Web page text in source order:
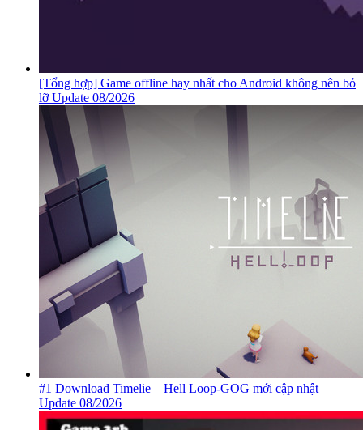
[Tổng hợp] Game offline hay nhất cho Android không nên bỏ
lỡ Update 08/2026
#1 Download Timelie – Hell Loop-GOG mới cập nhật
Update 08/2026